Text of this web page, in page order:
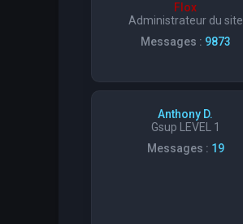
Flox
Administrateur du site
Messages : 9873
Anthony D.
Gsup LEVEL 1
Messages : 19